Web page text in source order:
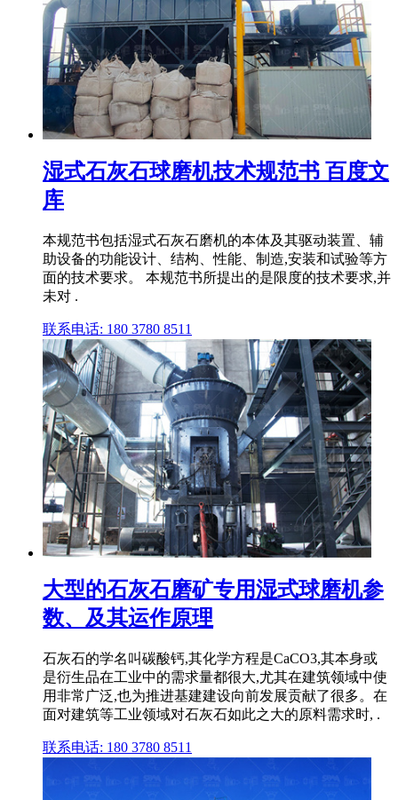
湿式石灰石球磨机技术规范书 百度文
库
本规范书包括湿式石灰石磨机的本体及其驱动装置、辅
助设备的功能设计、结构、性能、制造,安装和试验等方
面的技术要求。 本规范书所提出的是限度的技术要求,并
未对 .
联系电话: 180 3780 8511
大型的石灰石磨矿专用湿式球磨机参
数、及其运作原理
石灰石的学名叫碳酸钙,其化学方程是CaCO3,其本身或
是衍生品在工业中的需求量都很大,尤其在建筑领域中使
用非常广泛,也为推进基建建设向前发展贡献了很多。在
面对建筑等工业领域对石灰石如此之大的原料需求时, .
联系电话: 180 3780 8511